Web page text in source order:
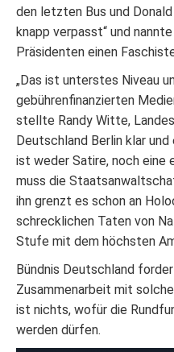
den letzten Bus und
knapp verpasst“ und
Präsidenten einen
„Das ist unterstes Niveau
gebührenfinanzierten
stellte Randy Witte,
Deutschland Berlin klar
ist weder Satire, noch eine
muss die
ihn grenzt es schon an
schrecklichen Taten von
Stufe mit dem höchsten
Bündnis Deutschland
Zusammenarbeit mit
ist nichts, wofür die
werden dürfen.